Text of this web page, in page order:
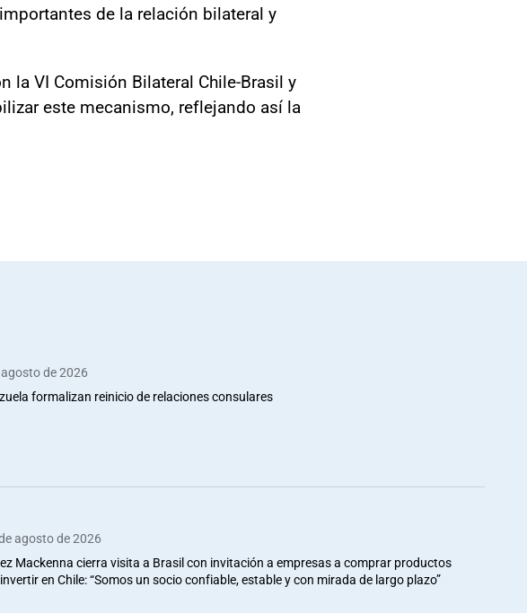
de la relación bilateral y
la VI Comisión Bilateral Chile-Brasil y
este mecanismo, reflejando así la
de 2026
formalizan reinicio de relaciones consulares
agosto de 2026
Mackenna cierra visita a Brasil con invitación a empresas a comprar productos
en Chile: “Somos un socio confiable, estable y con mirada de largo plazo”